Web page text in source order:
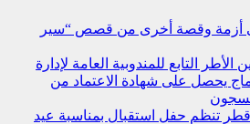
أزمة وقصة أخرى من قصص “سير
الأطر التابع للمندوبية العامة لإدارة
يحصل على شهادة الاعتماد من
تنظم حفل استقبال بمناسبة عيد